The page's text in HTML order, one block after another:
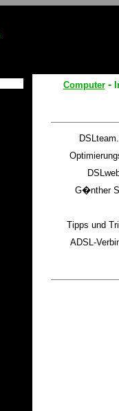
Computer-
G�nther
Tipps und
ADSL-